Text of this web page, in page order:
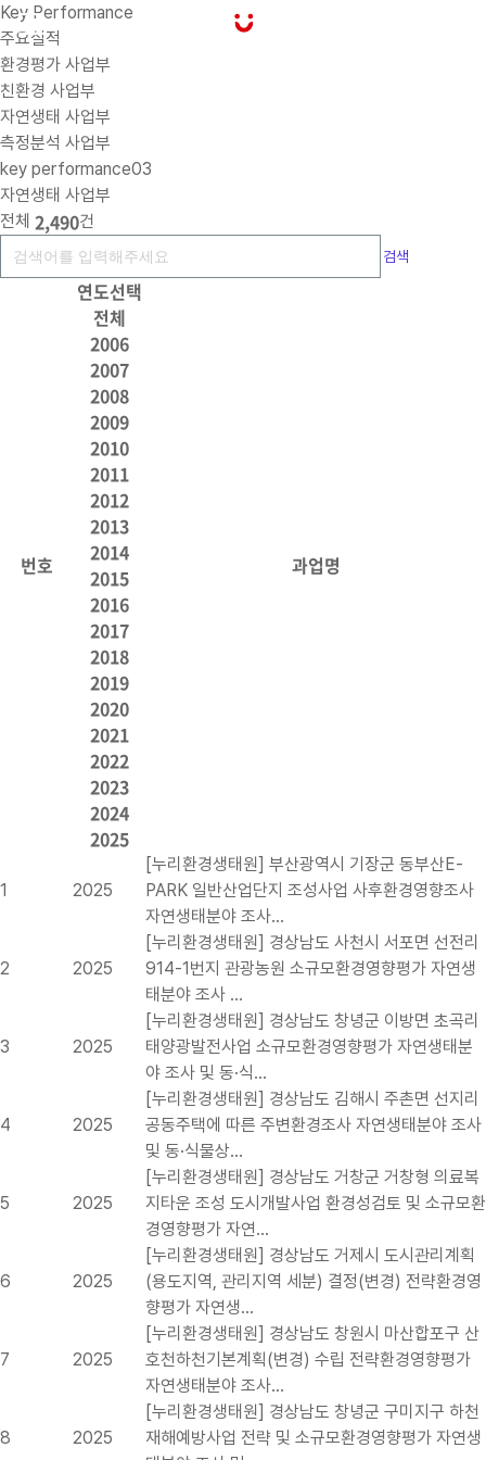
Key Performance
주요실적
환경평가 사업부
친환경 사업부
자연생태 사업부
측정분석 사업부
key performance03
자연생태 사업부
전체 2,490건
검색
번호
연도선택
전체
2006
2007
2008
2009
2010
2011
2012
2013
2014
2015
2016
2017
2018
2019
2020
2021
2022
2023
2024
2025
과업명
1 2025
[누리환경생태원] 부산광역시 기장군 동부산E-
PARK 일반산업단지 조성사업 사후환경영향조사
자연생태분야 조사…
2 2025
[누리환경생태원] 경상남도 사천시 서포면 선전리
914-1번지 관광농원 소규모환경영향평가 자연생
태분야 조사 …
3 2025
[누리환경생태원] 경상남도 창녕군 이방면 초곡리
태양광발전사업 소규모환경영향평가 자연생태분
야 조사 및 동·식…
4 2025
[누리환경생태원] 경상남도 김해시 주촌면 선지리
공동주택에 따른 주변환경조사 자연생태분야 조사
및 동·식물상…
5 2025
[누리환경생태원] 경상남도 거창군 거창형 의료복
지타운 조성 도시개발사업 환경성검토 및 소규모환
경영향평가 자연…
6 2025
[누리환경생태원] 경상남도 거제시 도시관리계획
(용도지역, 관리지역 세분) 결정(변경) 전략환경영
향평가 자연생…
7 2025
[누리환경생태원] 경상남도 창원시 마산합포구 산
호천하천기본계획(변경) 수립 전략환경영향평가
자연생태분야 조사…
8 2025
[누리환경생태원] 경상남도 창녕군 구미지구 하천
재해예방사업 전략 및 소규모환경영향평가 자연생